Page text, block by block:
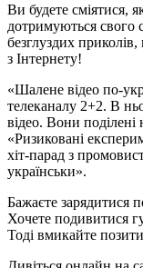
Ви будете сміятися,
дотримуються свого
безглуздих
з Інтернету!
«Шалене відео по-
телеканалу 2+2. В
відео. Вони
«Ризиковані
хіт-парад з
українськи».
Бажаєте зарядитися
Хочете подивитися
Тоді вмикайте